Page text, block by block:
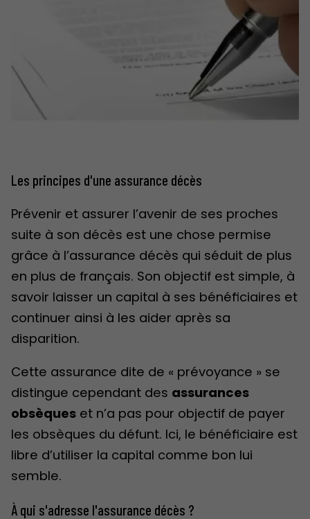
Les principes d'une assurance décès
Prévenir et assurer l’avenir de ses proches
suite à son décès est une chose permise
grâce à l’assurance décès qui séduit de plus
en plus de français. Son objectif est simple, à
savoir laisser un capital à ses bénéficiaires et
continuer ainsi à les aider après sa
disparition.
Cette assurance dite de « prévoyance » se
distingue cependant des assurances
obsèques et n’a pas pour objectif de payer
les obsèques du défunt. Ici, le bénéficiaire est
libre d’utiliser la capital comme bon lui
semble.
À qui s'adresse l'assurance décès ?